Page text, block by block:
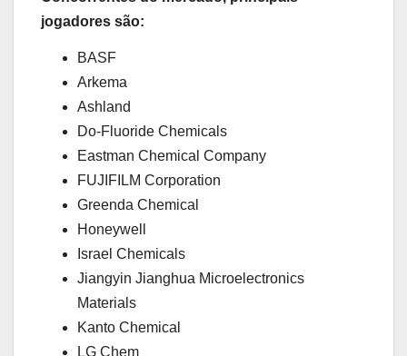
jogadores são:
BASF
Arkema
Ashland
Do-Fluoride Chemicals
Eastman Chemical Company
FUJIFILM Corporation
Greenda Chemical
Honeywell
Israel Chemicals
Jiangyin Jianghua Microelectronics
Materials
Kanto Chemical
LG Chem